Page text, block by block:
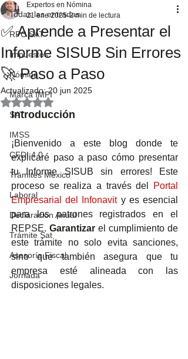
Todas las entradas
RFC SAT
Impuestos
Nómina
Marca IMPI
SAT
IMSS
CFDI 4.0
Trámites México
Laboral
Declaración Anual
Trámite Sat
Asesoría Fiscal
Jornada
✅ Aprende a Presentar el
Informe SISUB Sin Errores
🚀 Paso a Paso
Expertos en Nómina
21 ene 2025 2 min de lectura
Actualizado:20 jun 2025
Obtuvo NaN de 5 estrellas.
Introducción
¡Bienvenido a este blog donde te
explicaré paso a paso cómo presentar
tu Informe SISUB sin errores! Este
proceso se realiza a través del
Portal
Empresarial del Infonavit y es esencial
para los patrones registrados en el
REPSE. Garantizar el cumplimiento de
este trámite no solo evita sanciones,
sino que también asegura que tu
empresa esté alineada con las
disposiciones legales.